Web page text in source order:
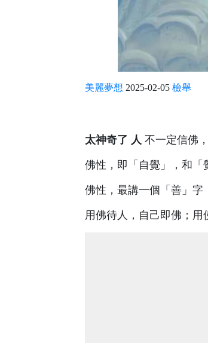
美麗夢想 2025-02-05 檢舉
太神奇了 人 不一定信佛
佛性，即「自覺」，和「
佛性，最講一個「善」字
用佛待人，自己即佛；用